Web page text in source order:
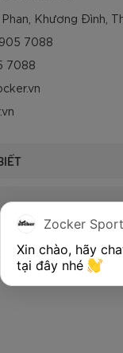
Khương Đình,
7088
7088
quyền © 2025 của
website & SEO - Tất
Zocker Sport
Xin chào, hãy
tại đây nhé